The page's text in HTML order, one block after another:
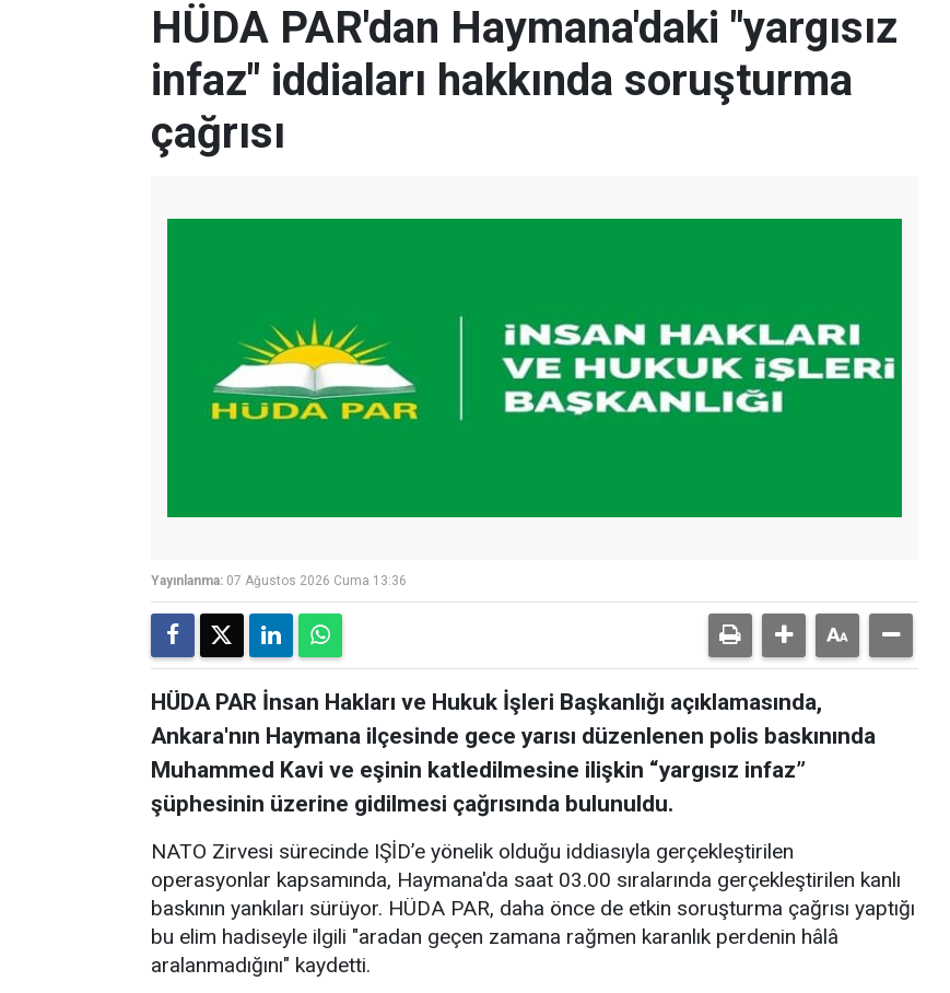
HÜDA PAR'dan Haymana'daki "yargısız
infaz" iddiaları hakkında soruşturma
çağrısı
Yayınlanma: 07 Ağustos 2026 Cuma 13:36
HÜDA PAR İnsan Hakları ve Hukuk İşleri Başkanlığı açıklamasında,
Ankara'nın Haymana ilçesinde gece yarısı düzenlenen polis baskınında
Muhammed Kavi ve eşinin katledilmesine ilişkin “yargısız infaz”
şüphesinin üzerine gidilmesi çağrısında bulunuldu.
NATO Zirvesi sürecinde IŞİD’e yönelik olduğu iddiasıyla gerçekleştirilen
operasyonlar kapsamında, Haymana'da saat 03.00 sıralarında gerçekleştirilen kanlı
baskının yankıları sürüyor. HÜDA PAR, daha önce de etkin soruşturma çağrısı yaptığı
bu elim hadiseyle ilgili "aradan geçen zamana rağmen karanlık perdenin hâlâ
aralanmadığını" kaydetti.